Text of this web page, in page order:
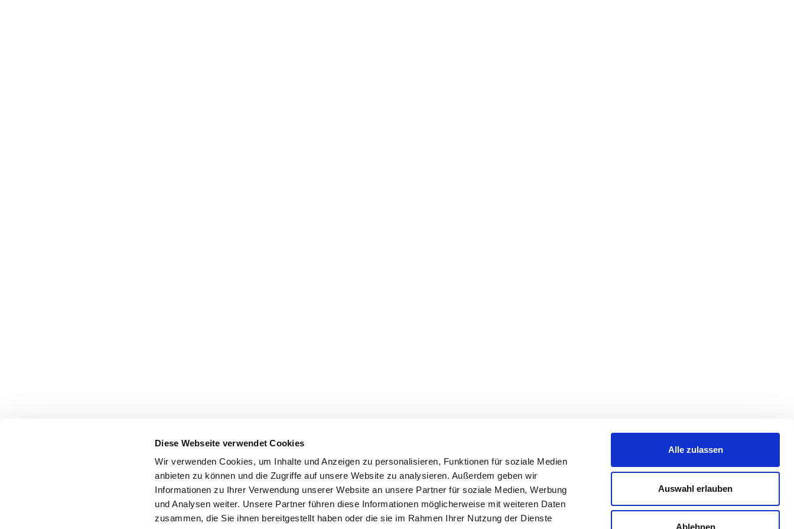
Diese Webseite verwendet Cookies
Wir verwenden Cookies, um Inhalte und Anzeigen zu personalisieren, Funktionen für soziale Medien
anbieten zu können und die Zugriffe auf unsere Website zu analysieren. Außerdem geben wir
Informationen zu Ihrer Verwendung unserer Website an unsere Partner für soziale Medien, Werbung
und Analysen weiter. Unsere Partner führen diese Informationen möglicherweise mit weiteren Daten
zusammen, die Sie ihnen bereitgestellt haben oder die sie im Rahmen Ihrer Nutzung der Dienste
Alle zulassen
Auswahl erlauben
Ablehnen